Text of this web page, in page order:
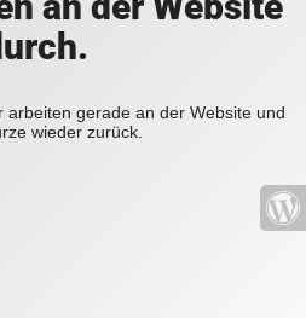
arbeiten gerade an der Website und
wieder zurück.